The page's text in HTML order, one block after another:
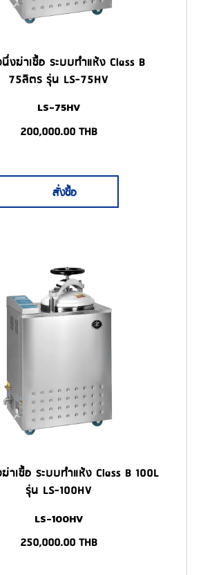
งฆ่าเชื้อ ระบบทำแห้ง Class B
75ลิตร รุ่น LS-75HV
LS-75HV
200,000.00THB
สั่งซื้อ
าเชื้อ ระบบทำแห้ง Class B 100L
รุ่น LS-100HV
LS-100HV
250,000.00THB